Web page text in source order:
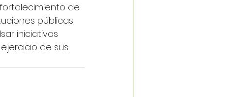
de
públicas
iniciativas
de sus